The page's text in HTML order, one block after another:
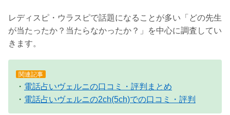
レディスピ・ウラスピで話題になることが多い「どの先生
が当たったか？当たらなかったか？」を中心に調査してい
きます。
関連記事
・ 電話占いヴェルニの口コミ・評判まとめ
・ 電話占いヴェルニの2ch(5ch)での口コミ・評判